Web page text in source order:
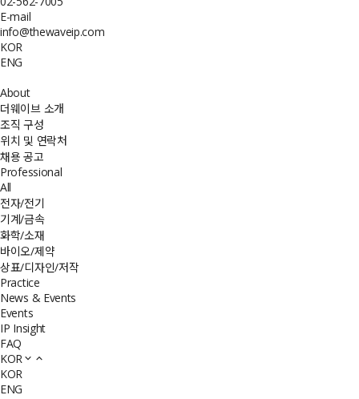
E-mail
info@thewaveip.com
KOR
ENG
About
더웨이브 소개
조직 구성
위치 및 연락처
채용 공고
Professional
All
전자/전기
기계/금속
화학/소재
바이오/제약
상표/디자인/저작
Practice
News & Events
Events
IP Insight
FAQ
KOR
KOR
ENG